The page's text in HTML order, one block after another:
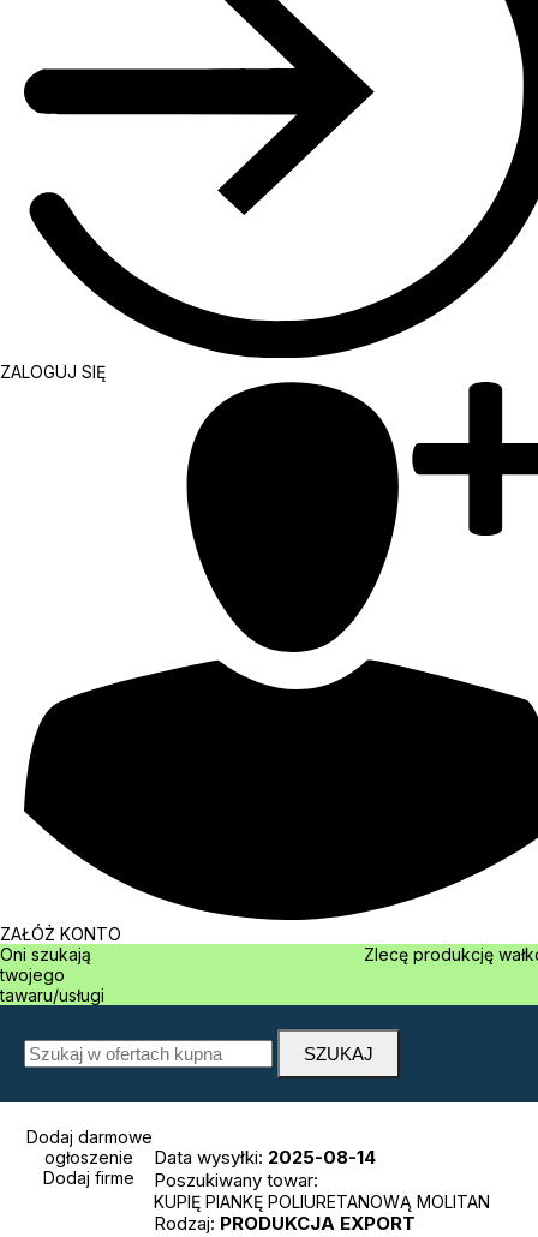
ZALOGUJ SIĘ
ZAŁÓŻ KONTO
Oni szukają
twojego
tawaru/usługi
Zlecę produkcję
Dodaj darmowe
ogłoszenie
Dodaj firme
Data wysyłki: 2025-08-14
Poszukiwany towar:
KUPIĘ PIANKĘ POLIURETANOWĄ MOLITAN
Rodzaj: PRODUKCJA EXPORT